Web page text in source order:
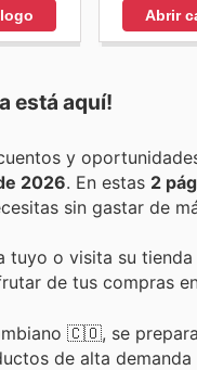
Abrir
está aquí!
2026 . En estas 2
sin gastar de
tuyo o visita su
de tus compras
🇨🇴, se
de alta